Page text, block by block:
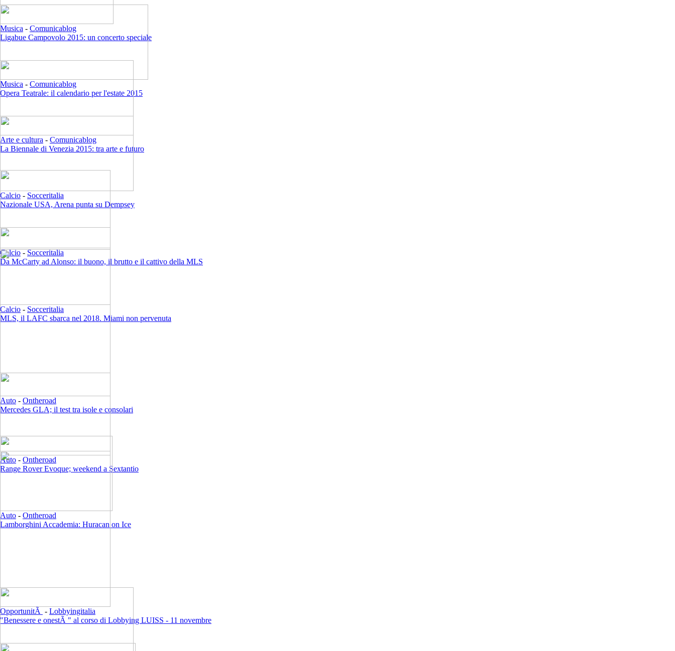
Musica - Comunicablog
Ligabue Campovolo 2015: un concerto speciale
Musica - Comunicablog
Opera Teatrale: il calendario per l'estate 2015
Arte e cultura - Comunicablog
La Biennale di Venezia 2015: tra arte e futuro
Calcio - Socceritalia
Nazionale USA, Arena punta su Dempsey
Calcio-Socceritalia
Da McCarty ad Alonso: il buono, il brutto e il cattivo della MLS
Calcio - Socceritalia
MLS, il LAFC sbarca nel 2018. Miami non pervenuta
Auto - Ontheroad
Mercedes GLA; il test tra isole e consolari
Auto - Ontheroad
Range Rover Evoque; weekend a Sextantio
Auto - Ontheroad
Lamborghini Accademia: Huracan on Ice
OpportunitÃ - Lobbyingitalia
"Benessere e onestÃ " al corso di Lobbying LUISS - 11 novembre